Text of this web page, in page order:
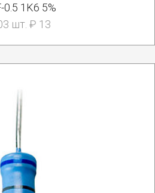
0.5 1K6 5%
шт. ₽ 13